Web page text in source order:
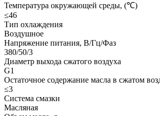
Температура окружающей среды, (℃)
≤46
Тип охлаждения
Воздушное
Напряжение питания, В/Гц/Фаз
380/50/3
Диаметр выхода сжатого воздуха
G1
Остаточное содержание масла в сжатом
≤3
Система смазки
Масляная